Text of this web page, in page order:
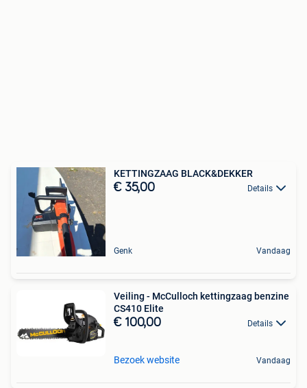
KETTINGZAAG BLACK&DEKKER
€ 35,00 Details
Genk Vandaag
Veiling - McCulloch kettingzaag benzine
CS410 Elite
€ 100,00 Details
Bezoek website Vandaag